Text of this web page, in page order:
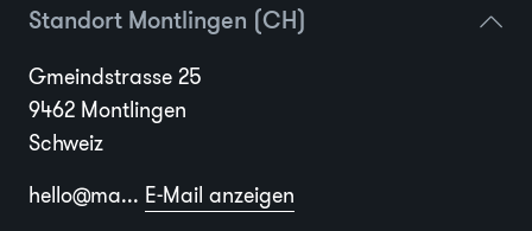
Standort Montlingen (CH)
Gmeindstrasse 25
9462 Montlingen
Schweiz
hello@ma... E-Mail anzeigen